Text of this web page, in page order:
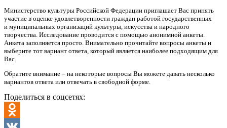
Министерство культуры Российской Федерации приглашает Вас принять
участие в оценке удовлетворенности граждан работой государственных
и муниципальных организаций культуры, искусства и народного
творчества. Исследование проводится с помощью анонимной анкеты.
Анкета заполняется просто. Внимательно прочитайте вопросы анкеты и
выберите тот вариант ответа, который является наиболее подходящим для
Вас.
Обратите внимание – на некоторые вопросы Вы можете давать несколько
вариантов ответа или отвечать в свободной форме.
Поделиться в соцсетях:
Odnoklassniki